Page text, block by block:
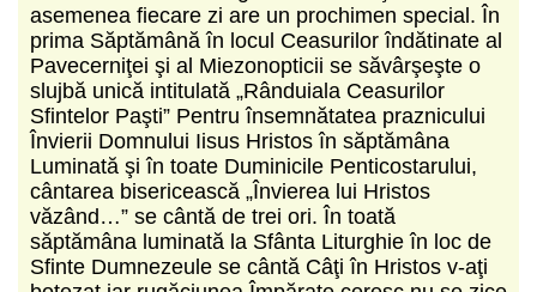
asemenea fiecare zi are un prochimen special. În
prima Săptămână în locul Ceasurilor îndătinate al
Pavecerniţei şi al Miezonopticii se săvârşeşte o
slujbă unică intitulată „Rânduiala Ceasurilor
Sfintelor Paşti” Pentru însemnătatea praznicului
Învierii Domnului Iisus Hristos în săptămâna
Luminată şi în toate Duminicile Penticostarului,
cântarea bisericească „Învierea lui Hristos
văzând…” se cântă de trei ori. În toată
săptămâna luminată la Sfânta Liturghie în loc de
Sfinte Dumnezeule se cântă Câţi în Hristos v-aţi